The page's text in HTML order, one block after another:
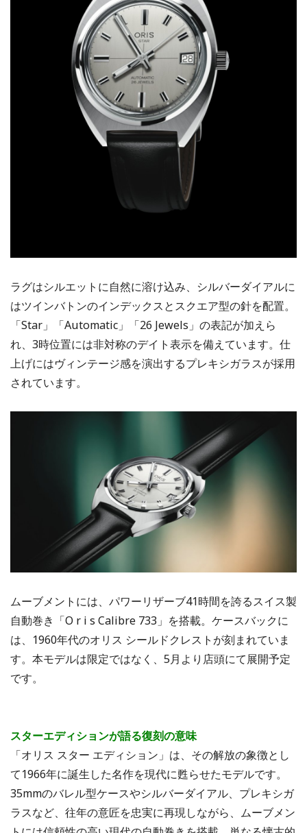
ラグはシルエットに自然に溶け込み、シルバーダイアルに
はツインバトンのインデックスとスクエア型の針を配置。
「Star」「Automatic」「26 Jewels」の表記が加えら
れ、3時位置には非対称のデイト表示を備えています。仕
上げにはヴィンテージ感を演出するプレキシガラスが採用
されています。
ムーブメントには、パワーリザーブ41時間を誇るスイス製
自動巻き「O r i s Calibre 733」を搭載。ケースバックに
は、1960年代のオリス シールドクレストが刻まれていま
す。本モデルは限定ではなく、5月より店頭にて展開予定
です。
スターエディションが語る復刻の意味
「オリス スター エディション」は、その解放の象徴とし
て1966年に誕生した名作を現代に甦らせたモデルです。
35mmのバレル型ケースやシルバーダイアル、プレキシガ
ラスなど、往年の意匠を忠実に再現しながら、ムーブメン